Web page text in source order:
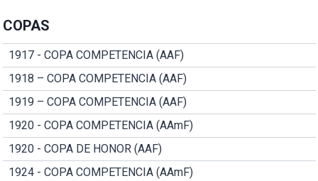
COPAS
1917 - COPA COMPETENCIA (AAF)
1918 – COPA COMPETENCIA (AAF)
1919 – COPA COMPETENCIA (AAF)
1920 - COPA COMPETENCIA (AAmF)
1920 - COPA DE HONOR (AAF)
1924 - COPA COMPETENCIA (AAmF)